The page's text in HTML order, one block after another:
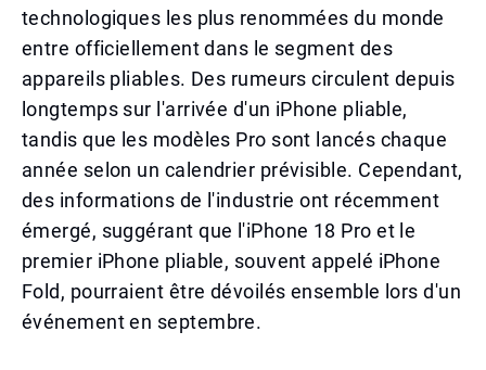
technologiques les plus renommées du monde
entre officiellement dans le segment des
appareils pliables. Des rumeurs circulent depuis
longtemps sur l'arrivée d'un iPhone pliable,
tandis que les modèles Pro sont lancés chaque
année selon un calendrier prévisible. Cependant,
des informations de l'industrie ont récemment
émergé, suggérant que l'iPhone 18 Pro et le
premier iPhone pliable, souvent appelé iPhone
Fold, pourraient être dévoilés ensemble lors d'un
événement en septembre.